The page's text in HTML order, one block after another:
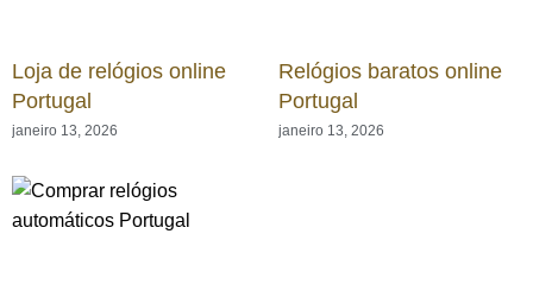
Loja de relógios online
Portugal
janeiro 13, 2026
Relógios baratos online
Portugal
janeiro 13, 2026